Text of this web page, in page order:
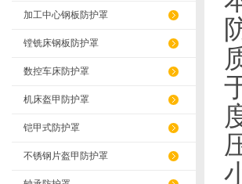
加工中心钢板防护罩
镗铣床钢板防护罩
数控车床防护罩
机床盔甲防护罩
铠甲式防护罩
不锈钢片盔甲防护罩